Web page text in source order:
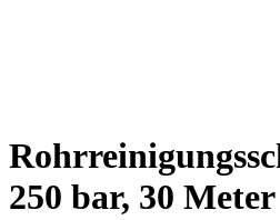
250 bar, 30